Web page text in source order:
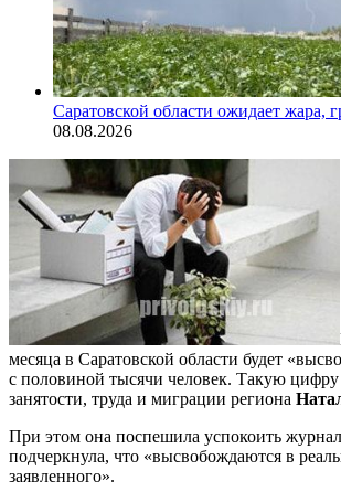
Саратовской области ожидает жара,
08.08.2026
месяца в Саратовской области будет
с половиной тысячи человек. Такую
занятости, труда и миграции региона
При этом она поспешила успокоить
подчеркнула, что «высвобождаются в
заявленного».